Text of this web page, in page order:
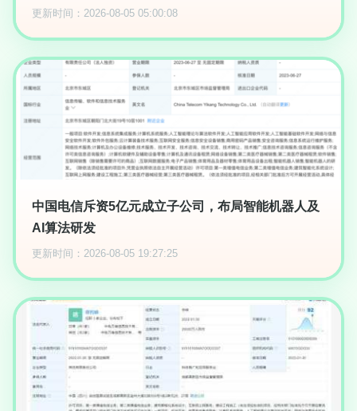
更新时间：2026-08-05 05:00:08
中国电信斥资5亿元成立子公司，布局智能机器人及
AI算法研发
更新时间：2026-08-05 19:27:25